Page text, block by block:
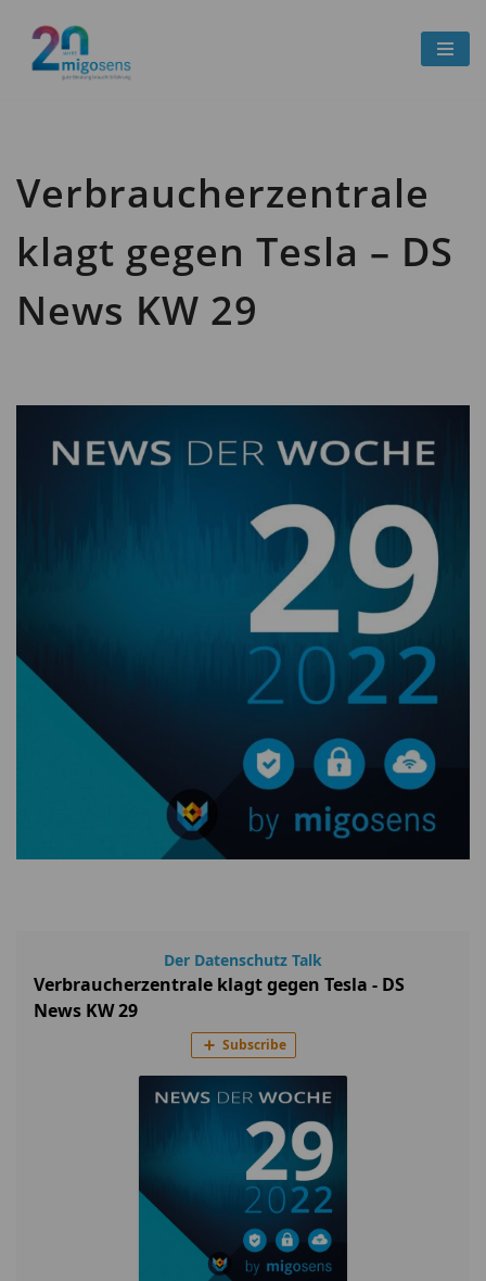
Zum
Verbraucherzentrale
klagt gegen Tesla – DS
News KW 29